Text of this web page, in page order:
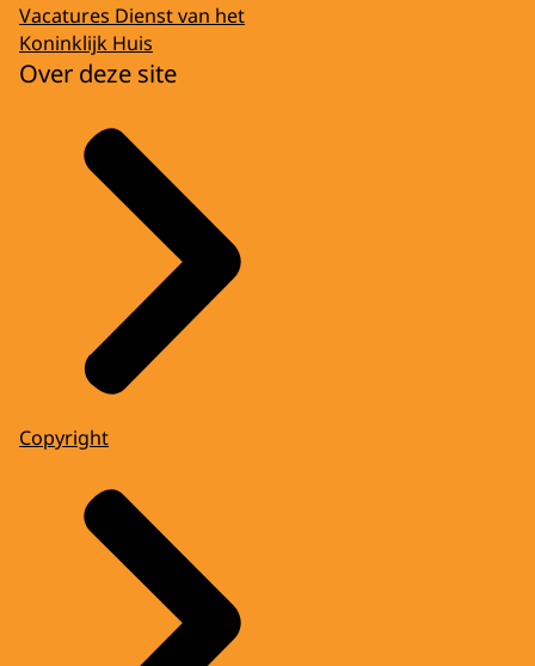
Vacatures Dienst van het
Koninklijk Huis
Over deze site
Copyright